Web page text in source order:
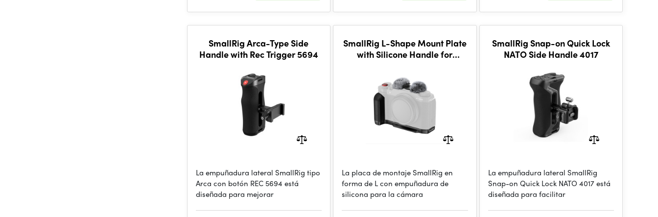
SmallRig Arca-Type Side
Handle with Rec Trigger 5694
La empuñadura lateral SmallRig tipo
Arca con botón REC 5694 está
diseñada para mejorar
SmallRig L-Shape Mount Plate
with Silicone Handle for
La placa de montaje SmallRig en
forma de L con empuñadura de
silicona para la cámara
SmallRig Snap-on Quick Lock
NATO Side Handle 4017
La empuñadura lateral SmallRig
Snap-on Quick Lock NATO 4017 está
diseñada para facilitar